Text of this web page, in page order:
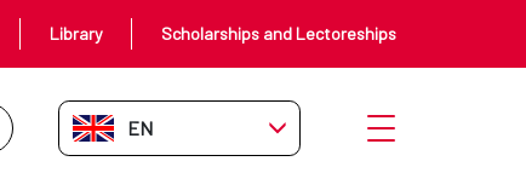
Library Scholarships and Lectoreships
EN-GB Open menu